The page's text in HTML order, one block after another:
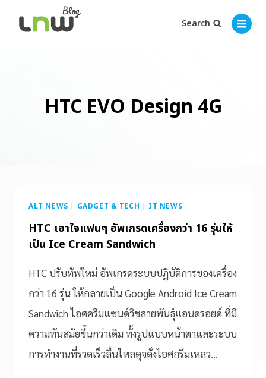
Search
HTC EVO Design 4G
ALT NEWS | GADGET & TECH | IT NEWS
HTC เอาใจแฟนๆ อัพเกรดเครื่องกว่า 16 รุ่นให้
เป็น Ice Cream Sandwich
HTC ปรับทัพใหม่ อัพเกรดระบบปฏิบัติการของเครื่อง
กว่า 16 รุ่น ให้กลายเป็น Google Android Ice Cream
Sandwich ไอศครีมแซนด์วิชสายพันธุ์แอนดรอยด์ ที่มี
ความทันสมัยขึ้นกว่าเดิม ทั้งรูปแบบหน้าตาและระบบ
การทำงานที่รวดเร็วลื่นไหลดุจดั่งไอศกรีมเหลว…